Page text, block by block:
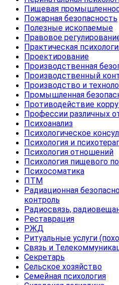
Пищевая
Пожарная безопасность
Полезные ископаемые
Правовое
Практическая
Проектирование
Производственная
Производственный
Производство и
Промышленная
Противодействие
Профессии различных
Психоанализ
Психологическое
Психология и
Психология отношений
Психология пищевого
Психосоматика
ПТМ
Радиационная
контроль
Радиосвязь,
Реставрация
РЖД
Ритуальные услуги
Связь и
Секретарь
Сельское хозяйство
Семейная психология